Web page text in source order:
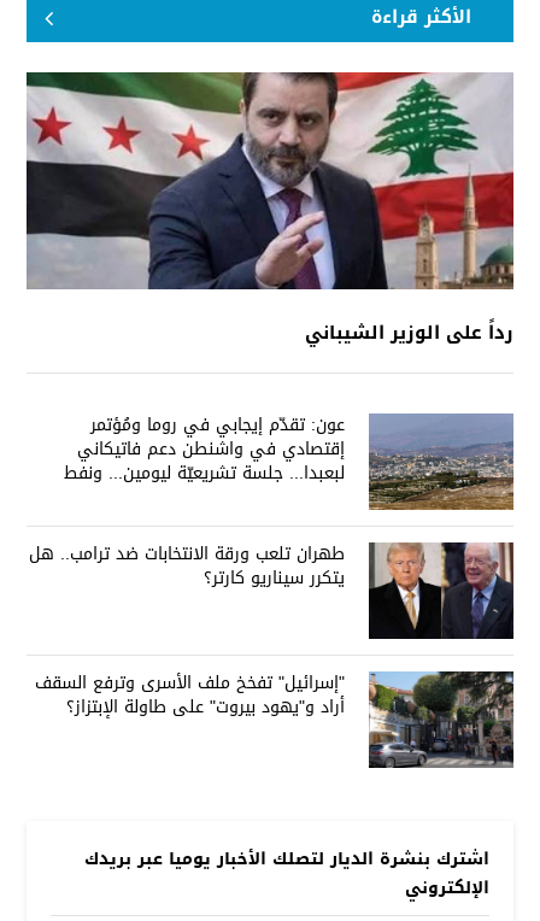
الأكثر قراءة
رداً على الوزير الشيباني
عون: تقدّم إيجابي في روما ومُؤتمر
إقتصادي في واشنطن دعم فاتيكاني
لبعبدا... جلسة تشريعيّة ليومين... ونفط
طهران تلعب ورقة الانتخابات ضد ترامب.. هل
يتكرر سيناريو كارتر؟
"إسرائيل" تفخخ ملف الأسرى وترفع السقف
أراد و"يهود بيروت" على طاولة الإبتزاز؟
اشترك بنشرة الديار لتصلك الأخبار يوميا عبر بريدك
الإلكتروني